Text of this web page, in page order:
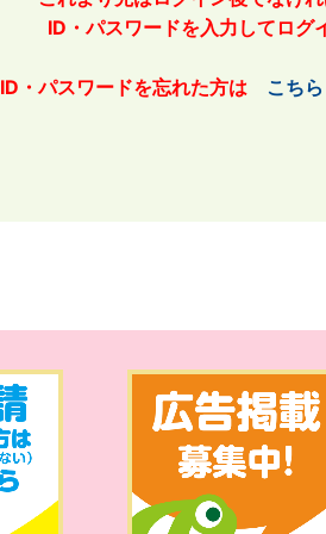
ID・パスワードを入力してログ
ID・パスワードを忘れた方は こちら